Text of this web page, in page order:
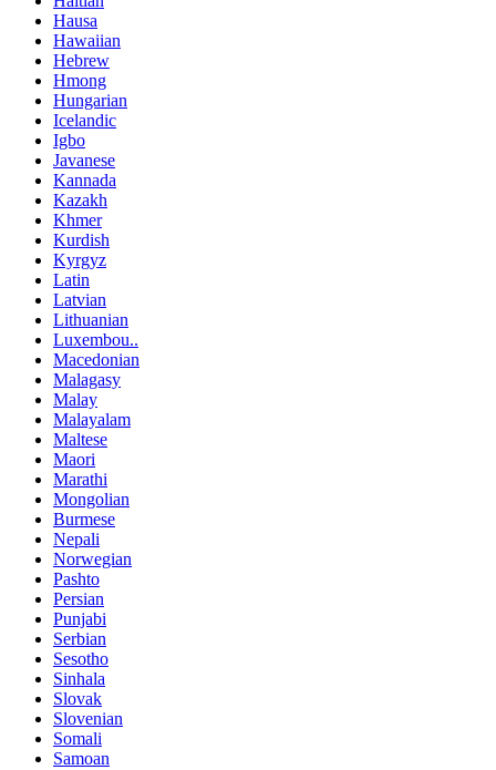
Hausa
Hawaiian
Hebrew
Hmong
Hungarian
Icelandic
Igbo
Javanese
Kannada
Kazakh
Khmer
Kurdish
Kyrgyz
Latin
Latvian
Lithuanian
Luxembou..
Macedonian
Malagasy
Malay
Malayalam
Maltese
Maori
Marathi
Mongolian
Burmese
Nepali
Norwegian
Pashto
Persian
Punjabi
Serbian
Sesotho
Sinhala
Slovak
Slovenian
Somali
Samoan